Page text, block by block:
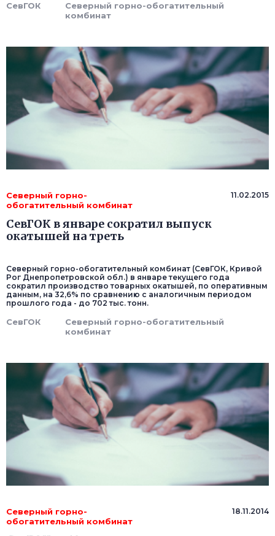
СевГОК
Северный горно-обогатительный
комбинат
Северный горно-
обогатительный комбинат
11.02.2015
СевГОК в январе сократил выпуск
окатышей на треть
Северный горно-обогатительный комбинат (СевГОК, Кривой
Рог Днепропетровской обл.) в январе текущего года
сократил производство товарных окатышей, по оперативным
данным, на 32,6% по сравнению с аналогичным периодом
прошлого года - до 702 тыс. тонн.
СевГОК
Северный горно-обогатительный
комбинат
Северный горно-
обогатительный комбинат
18.11.2014